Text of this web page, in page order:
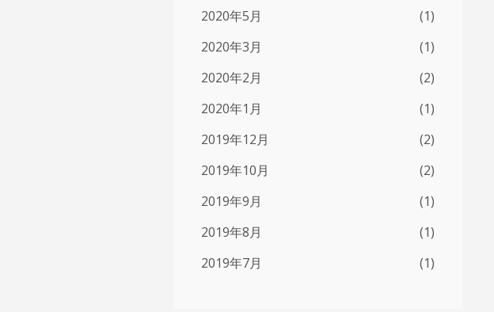
2020年5月
(1)
2020年3月
(1)
2020年2月
(2)
2020年1月
(1)
2019年12月
(2)
2019年10月
(2)
2019年9月
(1)
2019年8月
(1)
2019年7月
(1)